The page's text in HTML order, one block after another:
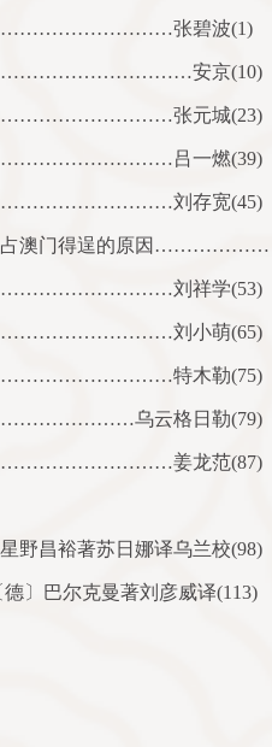
张碧波(1)
安京(10)
张元城(23)
吕一燃(39)
刘存宽(45)
窃占澳门得逞的原因………………
刘祥学(53)
……………………………刘小萌(65)
特木勒(75)
乌云格日勒(79)
姜龙范(87)
昌裕著苏日娜译乌兰校(98)
〕巴尔克曼著刘彦威译(113)